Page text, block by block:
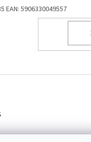
EAN: 5906330049557